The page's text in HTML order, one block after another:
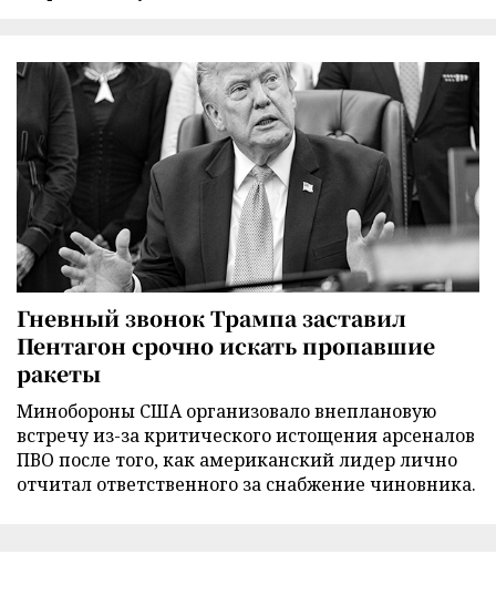
Гневный звонок Трампа заставил
Пентагон срочно искать пропавшие
ракеты
Минобороны США организовало внеплановую
встречу из-за критического истощения арсеналов
ПВО после того, как американский лидер лично
отчитал ответственного за снабжение чиновника.